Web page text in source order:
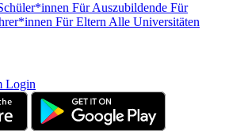
Für Auszubildende Für
Für Eltern Alle Universitäten
Login